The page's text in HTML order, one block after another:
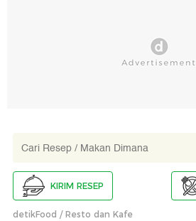
KIRIM RESEP
detikFood Resto dan Kafe